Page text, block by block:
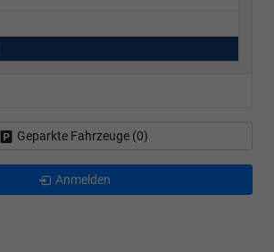
Geparkte Fahrzeuge (0)
Anmelden